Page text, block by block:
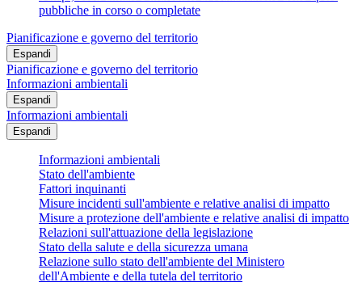
pubbliche in corso o completate
Pianificazione e governo del territorio
Espandi
Pianificazione e governo del territorio
Informazioni ambientali
Espandi
Informazioni ambientali
Espandi
Informazioni ambientali
Stato dell'ambiente
Fattori inquinanti
Misure incidenti sull'ambiente e relative analisi di impatto
Misure a protezione dell'ambiente e relative analisi di impatto
Relazioni sull'attuazione della legislazione
Stato della salute e della sicurezza umana
Relazione sullo stato dell'ambiente del Ministero
dell'Ambiente e della tutela del territorio